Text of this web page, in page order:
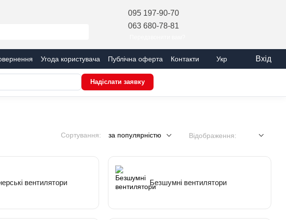
095 197-90-70
063 680-78-81
Угода користувача Публічна оферта
Контакти
Укр Вхід
Надіслати заявку
Сортування: за популярністю Відображення:
вентилятори Безшумні вентилятори